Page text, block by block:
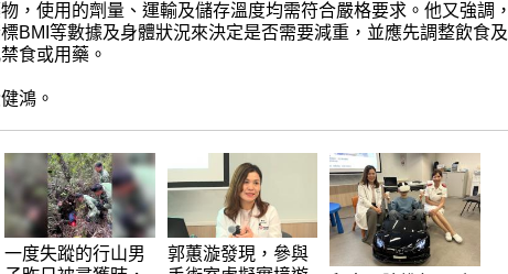
，使用的劑量、運輸及儲存溫度均需符合嚴格要求。他又強調，
BMI等數據及身體狀況來決定是否需要減重，並應先調整飲食及
食或用藥。
鴻。
一度失蹤的行山男
郭蕙漩發現，參與